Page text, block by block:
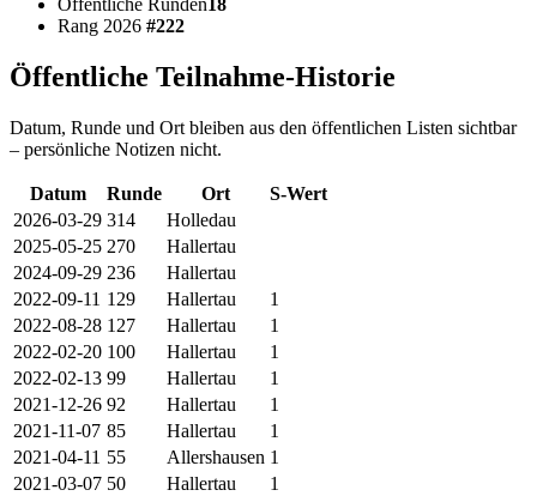
Öffentliche Runden18
Rang 2026 #222
Öffentliche Teilnahme-Historie
Datum, Runde und Ort bleiben aus den öffentlichen Listen sichtbar
– persönliche Notizen nicht.
Datum Runde Ort
S-Wert
2026-03-29 314
Holledau
2025-05-25 270
Hallertau
2024-09-29 236
Hallertau
2022-09-11 129 Hallertau
1
2022-08-28 127 Hallertau
1
2022-02-20 100 Hallertau
1
2022-02-13 99 Hallertau
1
2021-12-26 92 Hallertau
1
2021-11-07 85 Hallertau
1
2021-04-11 55 Allershausen 1
2021-03-07 50 Hallertau 1